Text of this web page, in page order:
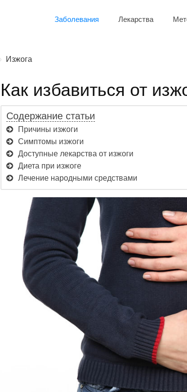
Заболевания Лекарства
Изжога
Как избавиться от
Содержание статьи
Причины изжоги
Симптомы изжоги
Доступные лекарства от изжоги
Диета при изжоге
Лечение народными средствами